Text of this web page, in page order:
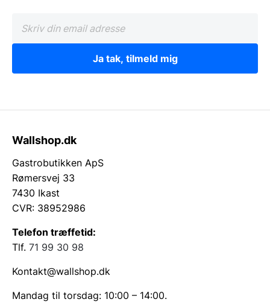
Ja tak, tilmeld mig
Wallshop.dk
Gastrobutikken ApS
Rømersvej 33
7430 Ikast
CVR: 38952986
Telefon træffetid:
Tlf. 71 99 30 98
Kontakt@wallshop.dk
Mandag til torsdag: 10:00 – 14:00.